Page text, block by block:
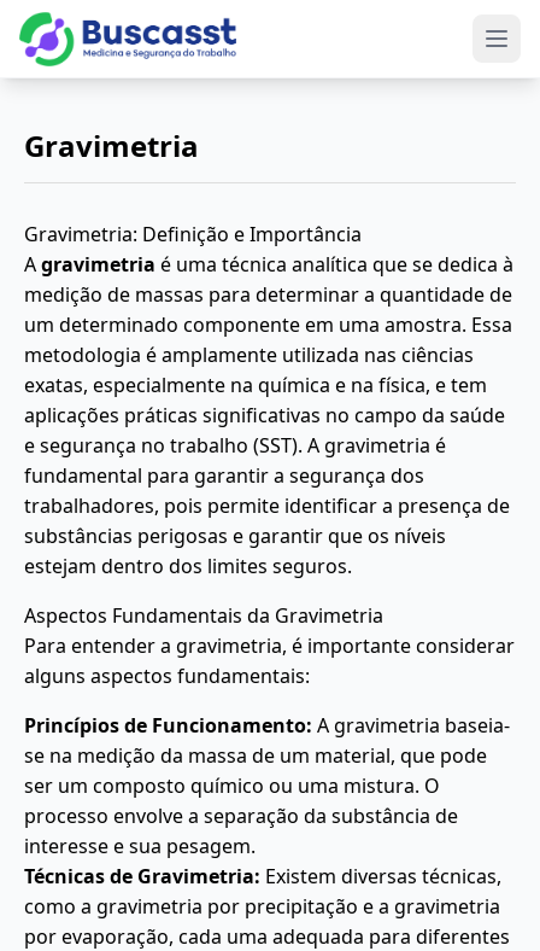
Gravimetria
Gravimetria: Definição e Importância
Agravimetria é uma técnica analítica que se dedica à
medição de massas para determinar a quantidade de
um determinado componente em uma amostra. Essa
metodologia é amplamente utilizada nas ciências
exatas, especialmente na química e na física, e tem
aplicações práticas significativas no campo da saúde
e segurança no trabalho (SST). A gravimetria é
fundamental para garantir a segurança dos
trabalhadores, pois permite identificar a presença de
substâncias perigosas e garantir que os níveis
estejam dentro dos limites seguros.
Aspectos Fundamentais da Gravimetria
Para entender a gravimetria, é importante considerar
alguns aspectos fundamentais:
Princípios de Funcionamento: A gravimetria baseia-
se na medição da massa de um material, que pode
ser um composto químico ou uma mistura. O
processo envolve a separação da substância de
interesse e sua pesagem.
Técnicas de Gravimetria: Existem diversas técnicas,
como a gravimetria por precipitação e a gravimetria
por evaporação, cada uma adequada para diferentes